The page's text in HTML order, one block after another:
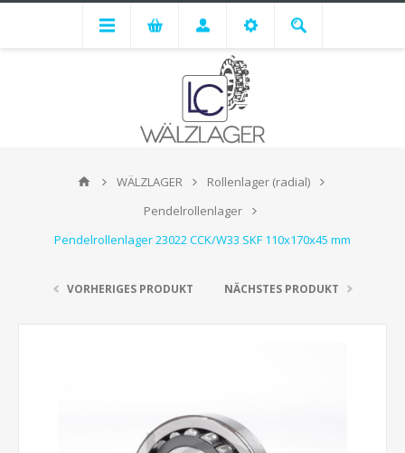
WÄLZLAGER
Rollenlager (radial)
Pendelrollenlager
Pendelrollenlager 23022 CCK/W33 SKF 110x170x45 mm
VORHERIGES PRODUKT NÄCHSTES PRODUKT